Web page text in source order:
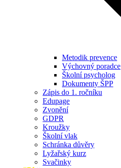
Metodik prevence
Výchovný poradce
Školní psycholog
Dokumenty ŠPP
Zápis do 1. ročníku
Edupage
Zvonění
GDPR
Kroužky
Školní vlak
Schránka důvěry
Lyžařský kurz
Svačinky